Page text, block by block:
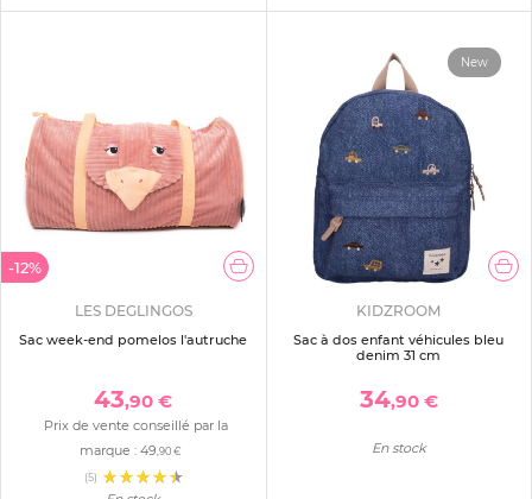
-12%
LES DEGLINGOS
Sac week-end pomelos l'autruche
43,90 €
Prix de vente conseillé par la
marque :49,90 €
(5)
New
KIDZROOM
Sac à dos enfant véhicules bleu
denim 31 cm
34,90 €
En stock